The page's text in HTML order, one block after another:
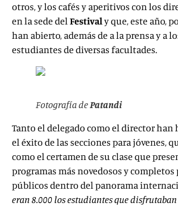
otros, y los cafés y aperitivos con los
en la sede delFestivaly que, este año,
han abierto, además de a la prensa y a
estudiantes de diversas facultades.
Fotografía dePatandi
Tanto el delegado como el director han
el éxito de las secciones para jóvenes,
como el certamen de su clase que
programas más novedosos y completos
públicos dentro del panorama
eran 8.000 los estudiantes que